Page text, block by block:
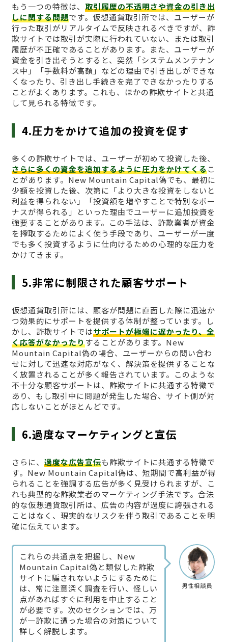
もう一つの特徴は、 取引履歴の不透明さや資金の引き出
しに関する問題です。仮想通貨取引所では、ユーザーが
行った取引がリアルタイムで反映されるべきですが、詐
欺サイトでは取引が実際に行われていない、または取引
履歴が不正確であることがあります。また、ユーザーが
資金を引き出そうとすると、突然「システムメンテナン
ス中」「手数料が高額」などの理由で引き出しができな
くなったり、引き出し手続きを完了できなかったりする
ことがよくあります。これも、ほかの詐欺サイトと共通
して見られる特徴です。
4.圧力をかけて追加の投資を促す
多くの詐欺サイトでは、ユーザーが初めて投資した後、
さらに多くの資金を追加するように圧力をかけてくるこ
とがあります。New Mountain Capital偽でも、最初に
少額を投資した後、次第に「より大きな投資をしないと
利益を得られない」「投資額を増やすことで特別なボー
ナスが得られる」といった理由でユーザーに追加投資を
強要することがあります。この手法は、詐欺業者が資金
を搾取するためによく使う手段であり、ユーザーが一度
でも多く投資するように仕向けるための心理的な圧力を
かけてきます。
5.非常に制限された顧客サポート
仮想通貨取引所には、顧客が問題に直面した際に迅速か
つ効果的にサポートを提供する体制が整っています。し
かし、詐欺サイトではサポートが極端に遅かったり、全
く応答がなかったりすることがあります。New
Mountain Capital偽の場合、ユーザーからの問い合わ
せに対して迅速な対応がなく、解決策を提供することな
く放置されることが多く報告されています。このような
不十分な顧客サポートは、詐欺サイトに共通する特徴で
あり、もし取引中に問題が発生した場合、サイト側が対
応しないことがほとんどです。
6.過度なマーケティングと宣伝
さらに、 過度な広告宣伝も詐欺サイトに共通する特徴で
す。New Mountain Capital偽は、短期間で高利益が得
られることを強調する広告が多く見受けられますが、こ
れも典型的な詐欺業者のマーケティング手法です。合法
的な仮想通貨取引所は、広告の内容が過度に誇張される
ことはなく、現実的なリスクを伴う取引であることを明
確に伝えています。
男性相談員
これらの共通点を把握し、New
Mountain Capital偽と類似した詐欺
サイトに騙されないようにするために
は、常に注意深く調査を行い、怪しい
点があればすぐに利用を中止すること
が必要です。次のセクションでは、万
が一詐欺に遭った場合の対策について
詳しく解説します。